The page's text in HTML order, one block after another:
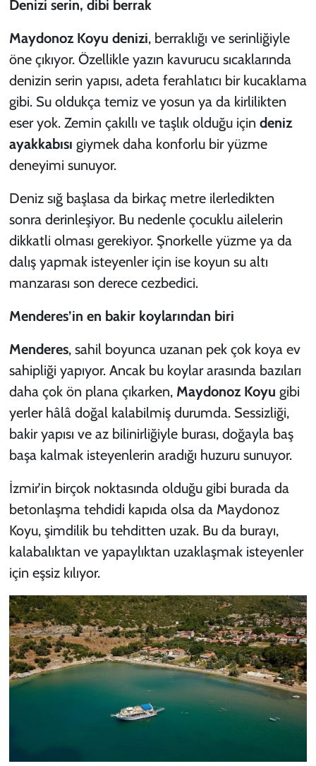
Denizi serin, dibi berrak
Maydonoz Koyu denizi, berraklığı ve serinliğiyle
öne çıkıyor. Özellikle yazın kavurucu sıcaklarında
denizin serin yapısı, adeta ferahlatıcı bir kucaklama
gibi. Su oldukça temiz ve yosun ya da kirlilikten
eser yok. Zemin çakıllı ve taşlık olduğu için deniz
ayakkabısı giymek daha konforlu bir yüzme
deneyimi sunuyor.
Deniz sığ başlasa da birkaç metre ilerledikten
sonra derinleşiyor. Bu nedenle çocuklu ailelerin
dikkatli olması gerekiyor. Şnorkelle yüzme ya da
dalış yapmak isteyenler için ise koyun su altı
manzarası son derece cezbedici.
Menderes’in en bakir koylarından biri
Menderes, sahil boyunca uzanan pek çok koya ev
sahipliği yapıyor. Ancak bu koylar arasında bazıları
daha çok ön plana çıkarken, Maydonoz Koyu gibi
yerler hâlâ doğal kalabilmiş durumda. Sessizliği,
bakir yapısı ve az bilinirliğiyle burası, doğayla baş
başa kalmak isteyenlerin aradığı huzuru sunuyor.
İzmir’in birçok noktasında olduğu gibi burada da
betonlaşma tehdidi kapıda olsa da Maydonoz
Koyu, şimdilik bu tehditten uzak. Bu da burayı,
kalabalıktan ve yapaylıktan uzaklaşmak isteyenler
için eşsiz kılıyor.